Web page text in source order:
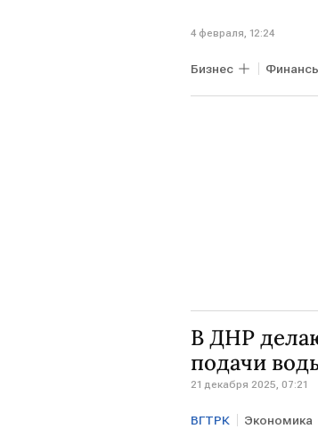
4 февраля, 12:24
Бизнес
В ДНР
подачи
21 декабря 2025, 07:21
ВГТРК Экономика